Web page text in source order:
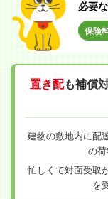
必要
保険
置き配も補償
建物の敷地内に配
の荷
忙しくて対面受取
を